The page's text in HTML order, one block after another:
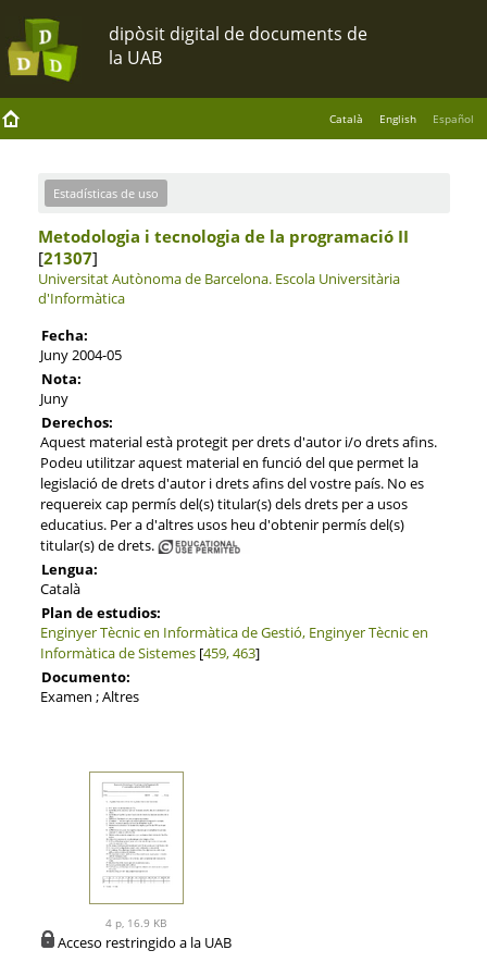
Català English Español
Estadísticas de uso
Metodologia i tecnologia de la programació II
[21307]
Universitat Autònoma de Barcelona. Escola Universitària
d'Informàtica
Fecha:
Juny 2004-05
Nota:
Juny
Derechos:
Aquest material està protegit per drets d'autor i/o drets afins.
Podeu utilitzar aquest material en funció del que permet la
legislació de drets d'autor i drets afins del vostre país. No es
requereix cap permís del(s) titular(s) dels drets per a usos
educatius. Per a d'altres usos heu d'obtenir permís del(s)
titular(s) de drets.
Lengua:
Català
Plan de estudios:
Enginyer Tècnic en Informàtica de Gestió, Enginyer Tècnic en
Informàtica de Sistemes[459, 463]
Documento:
Examen ; Altres
4 p, 16.9 KB
Acceso restringido a la UAB